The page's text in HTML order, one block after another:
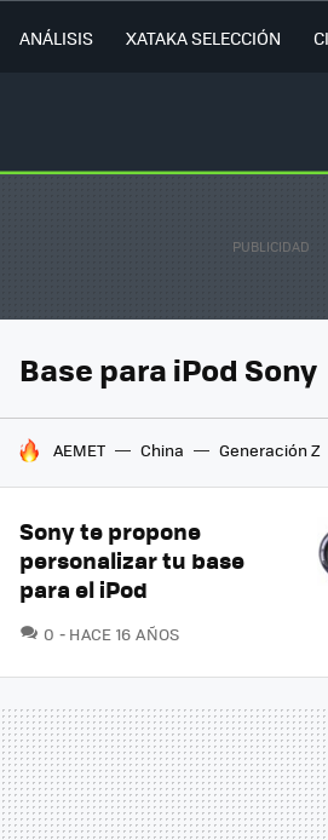
ANÁLISIS XATAKA SELECCIÓN
Base para iPod Sony
HOY SE HABLA DE
AEMET China Generación Z
Sony te propone
personalizar tu base
para el iPod
0 COMENTARIOS
HACE 16 AÑOS